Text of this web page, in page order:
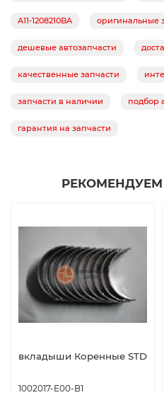
A11-1208210BA оригинальные
дешевые автозапчасти
качественные запчасти
запчасти в наличии подбор
гарантия на запчасти
вкладыши Коренные STD
1002017-E00-B1